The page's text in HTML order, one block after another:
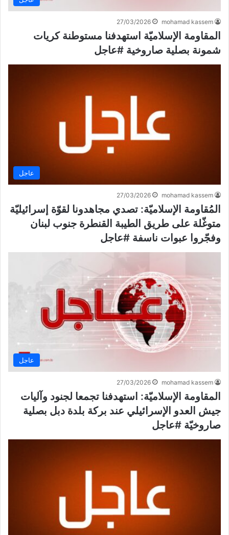
mohamad kassem
27/03/2026
المقاومة الإسلاميّة استهدفنا مستوطنة كريات
شمونة بصلية صاروخية #عاجل
عاجل
mohamad kassem
27/03/2026
المُقاومة الإسلاميّة: تصدي مجاهدونا لقوّة إسرائيليّة
متوغّلة على طريق الطيبة القنطرة جنوب لبنان
وفجّروا عبوات ناسفة #عاجل
عاجل
mohamad kassem
27/03/2026
المقاومة الإسلاميّة: استهدفنا تجمعا لجنود وآليات
جيش العدو الإسرائيلي عند بركة بلدة دبل بصلية
صاروخيّة #عاجل